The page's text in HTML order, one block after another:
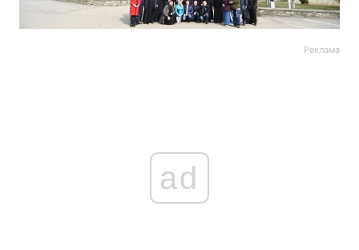
Реклама
ad